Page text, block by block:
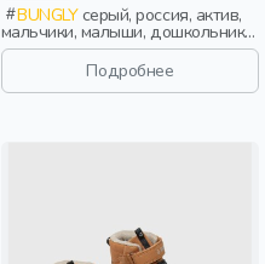
BUNGLYсерый, россия, актив,
мальчики, малыши, дошкольники,
дети
Подробнее